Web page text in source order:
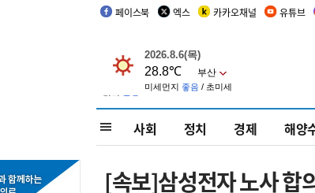
페이스북 엑스 카카오채널 유튜브
사회 정치 경제 해양
[속보]삼성전자 노사 합